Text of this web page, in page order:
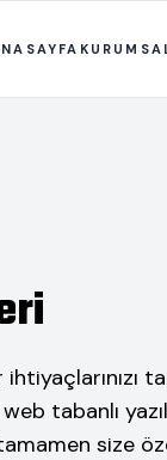
tabanlı
size